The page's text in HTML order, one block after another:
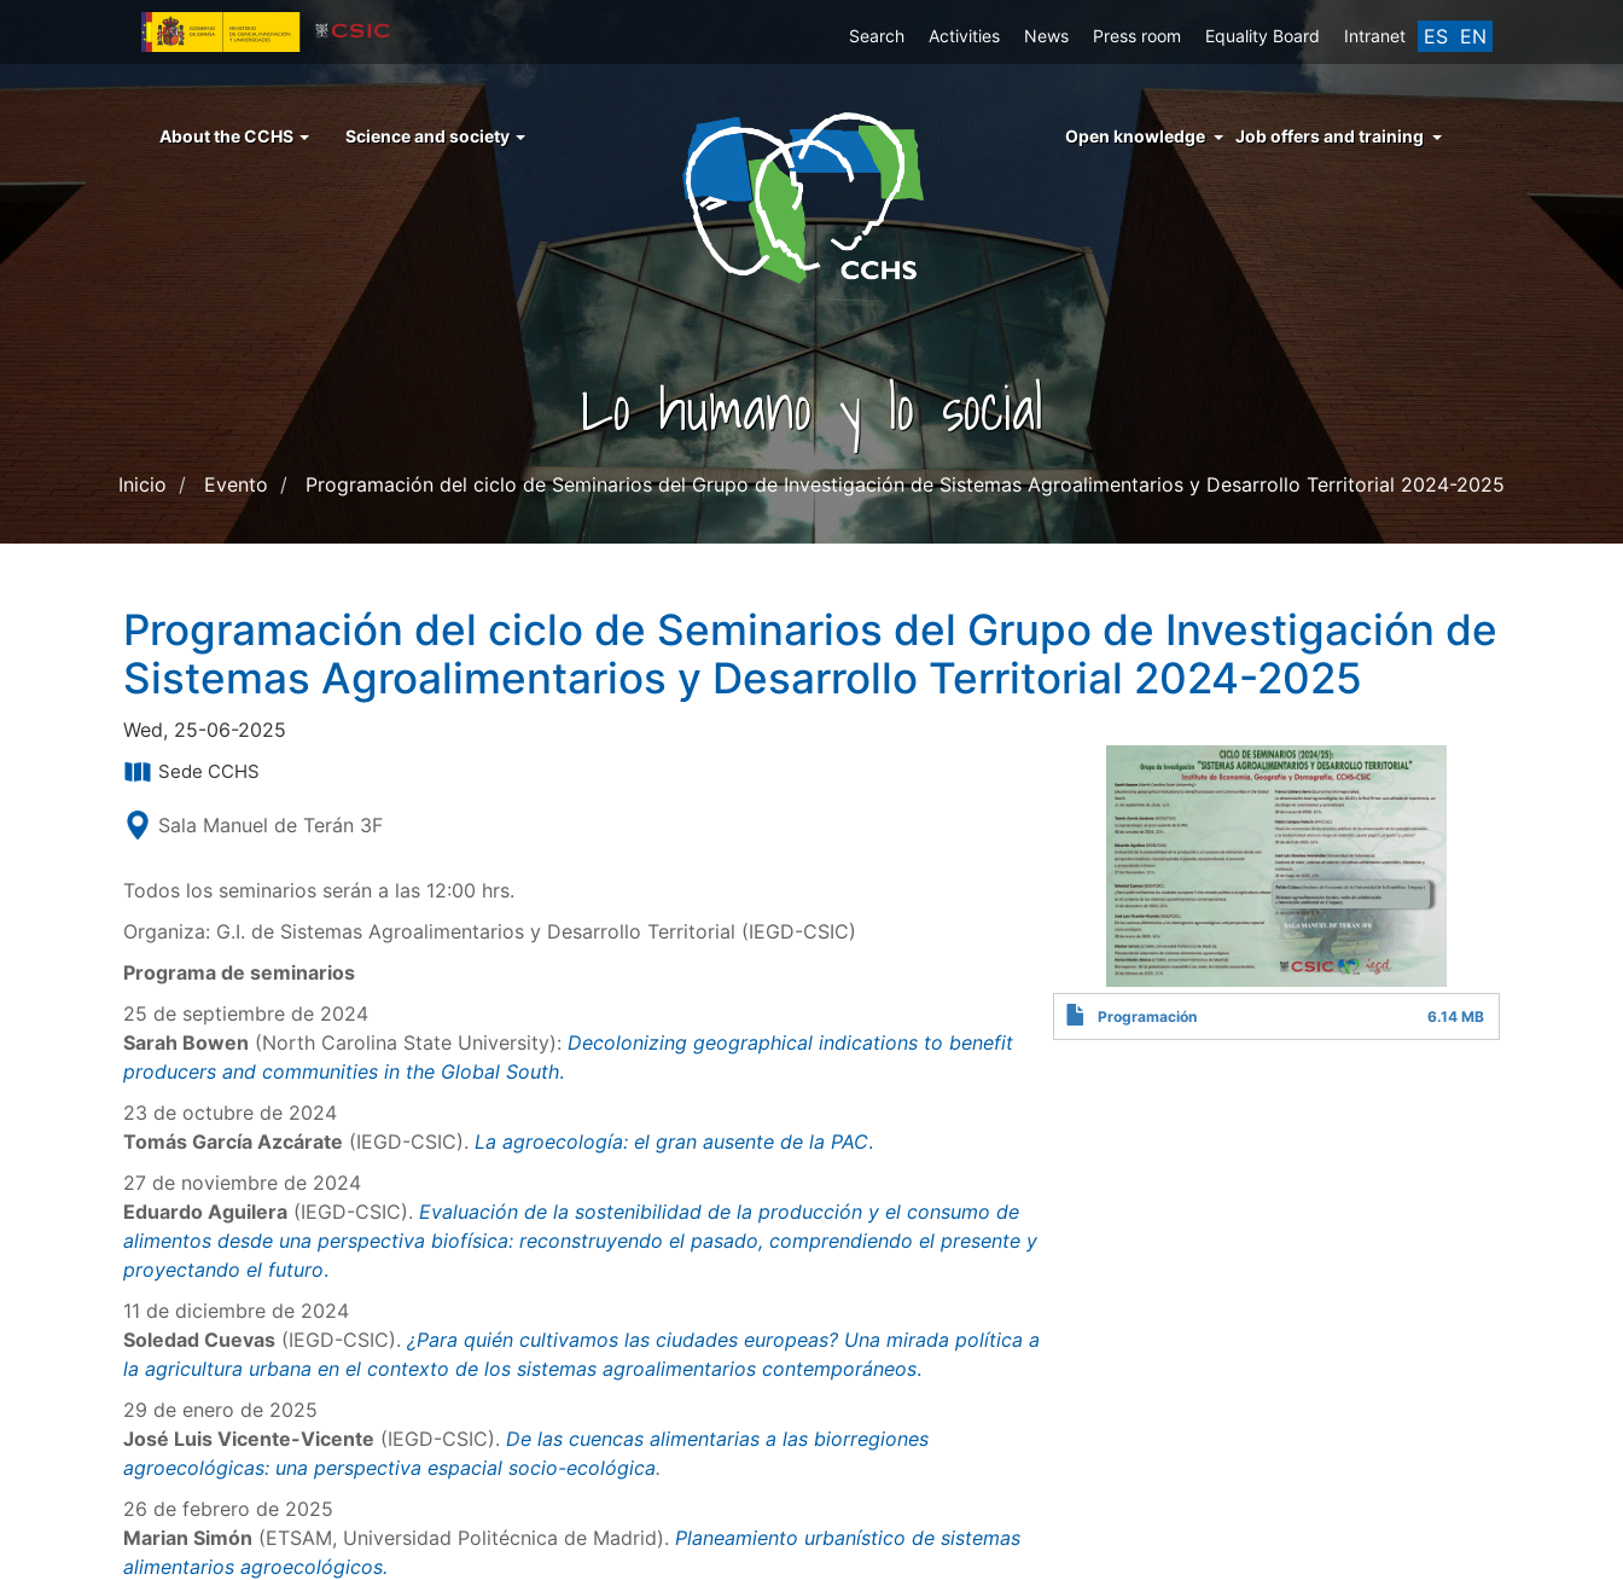
ES EN
Top
Search Activities News Press room Equality Board Intranet
Menu
About the CCHS Science and society
menu
conocimiento
abierto
Open knowledge Job offers and training
Lo humano y lo social
Inicio Evento Programación del ciclo de Seminarios del Grupo de Investigación de Sistemas Agroalimentarios y Desarrollo Territorial 2024-2025
Programación del ciclo de Seminarios del Grupo de Investigación de
Sistemas Agroalimentarios y Desarrollo Territorial 2024-2025
Wed, 25-06-2025
Sede CCHS
Sala Manuel de Terán 3F
Todos los seminarios serán a las 12:00 hrs.
Organiza: G.I. de Sistemas Agroalimentarios y Desarrollo Territorial (IEGD-CSIC)
Programa de seminarios
25 de septiembre de 2024
Sarah Bowen (North Carolina State University): Decolonizing geographical indications to benefit
producers and communities in the Global South.
23 de octubre de 2024
Tomás García Azcárate (IEGD-CSIC). La agroecología: el gran ausente de la PAC.
27 de noviembre de 2024
Eduardo Aguilera (IEGD-CSIC). Evaluación de la sostenibilidad de la producción y el consumo de
alimentos desde una perspectiva biofísica: reconstruyendo el pasado, comprendiendo el presente y
proyectando el futuro.
11 de diciembre de 2024
Soledad Cuevas (IEGD-CSIC). ¿Para quién cultivamos las ciudades europeas? Una mirada política a
la agricultura urbana en el contexto de los sistemas agroalimentarios contemporáneos.
29 de enero de 2025
José Luis Vicente-Vicente (IEGD-CSIC). De las cuencas alimentarias a las biorregiones
agroecológicas: una perspectiva espacial socio-ecológica.
26 de febrero de 2025
Marian Simón (ETSAM, Universidad Politécnica de Madrid). Planeamiento urbanístico de sistemas
alimentarios agroecológicos.
Programación 6.14 MB